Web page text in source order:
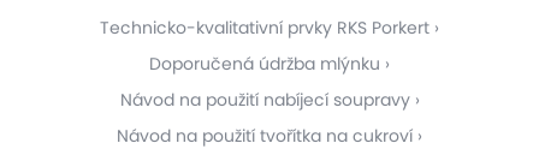
Technicko-kvalitativní prvky RKS Porkert
Doporučená údržba mlýnku
Návod na použití nabíjecí soupravy
Návod na použití tvořítka na cukroví